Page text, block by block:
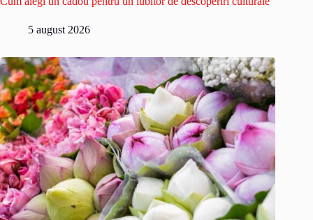
5 august 2026